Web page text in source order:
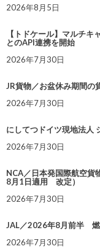
2026年8月5日
【トドケール】マルチ
とのAPI連携を開始
2026年7月30日
JR貨物／お盆休み期間の
2026年7月30日
にしてつドイツ現地法人
2026年7月30日
NCA／日本発国際航空貨
8月1日適用 改定）
2026年7月30日
JAL／2026年8月前半 燃
2026年7月30日